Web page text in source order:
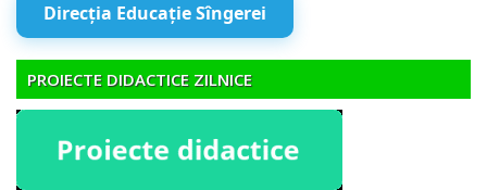
Direcția Educație Sîngerei
PROIECTE DIDACTICE ZILNICE